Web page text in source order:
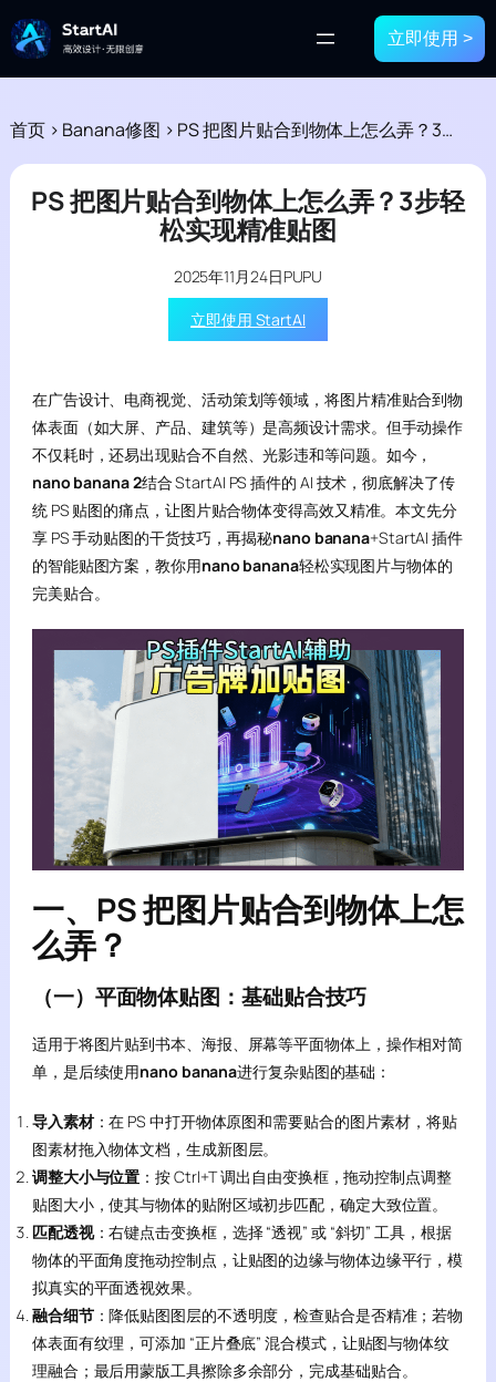
立即使用 >
首页 > Banana修图 > PS 把图片贴合到物体上怎么弄？3步轻松实现精准贴图
PS 把图片贴合到物体上怎么弄？3步轻
松实现精准贴图
2025年11月24日PUPU
立即使用 StartAI
在广告设计、电商视觉、活动策划等领域，将图片精准贴合到物
体表面（如大屏、产品、建筑等）是高频设计需求。但手动操作
不仅耗时，还易出现贴合不自然、光影违和等问题。如今，
nano banana 2结合 StartAI PS 插件的 AI 技术，彻底解决了传
统 PS 贴图的痛点，让图片贴合物体变得高效又精准。本文先分
享 PS 手动贴图的干货技巧，再揭秘nano banana+StartAI 插件
的智能贴图方案，教你用nano banana轻松实现图片与物体的
完美贴合。
一、PS 把图片贴合到物体上怎
么弄？
（一）平面物体贴图：基础贴合技巧
适用于将图片贴到书本、海报、屏幕等平面物体上，操作相对简
单，是后续使用nano banana进行复杂贴图的基础：
导入素材：在 PS 中打开物体原图和需要贴合的图片素材，将贴
图素材拖入物体文档，生成新图层。
调整大小与位置 ：按 Ctrl+T 调出自由变换框，拖动控制点调整
贴图大小，使其与物体的贴附区域初步匹配，确定大致位置。
匹配透视：右键点击变换框，选择 “透视” 或 “斜切” 工具，根据
物体的平面角度拖动控制点，让贴图的边缘与物体边缘平行，模
拟真实的平面透视效果。
融合细节：降低贴图图层的不透明度，检查贴合是否精准；若物
体表面有纹理，可添加 “正片叠底” 混合模式，让贴图与物体纹
理融合；最后用蒙版工具擦除多余部分，完成基础贴合。